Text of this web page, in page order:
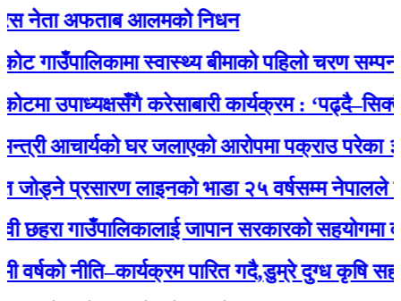
अफताब आलमको निधन
स्वास्थ्य बीमाको पहिलो चरण सम्पन्न, अब
उपाध्यक्षसँगै करेसाबारी कार्यक्रम :
घर जलाएको आरोपमा पक्राउ परेका ३
प्रसारण लाइनको भाडा २५ वर्षसम्म नेपालले एक्‍लै
गाउँपालिकालाई जापान सरकारको सहयोगमा
नीति–कार्यक्रम पारित गदै,डुम्रे दुग्ध कृषि